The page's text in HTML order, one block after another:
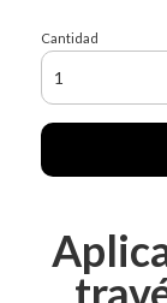
Cantidad